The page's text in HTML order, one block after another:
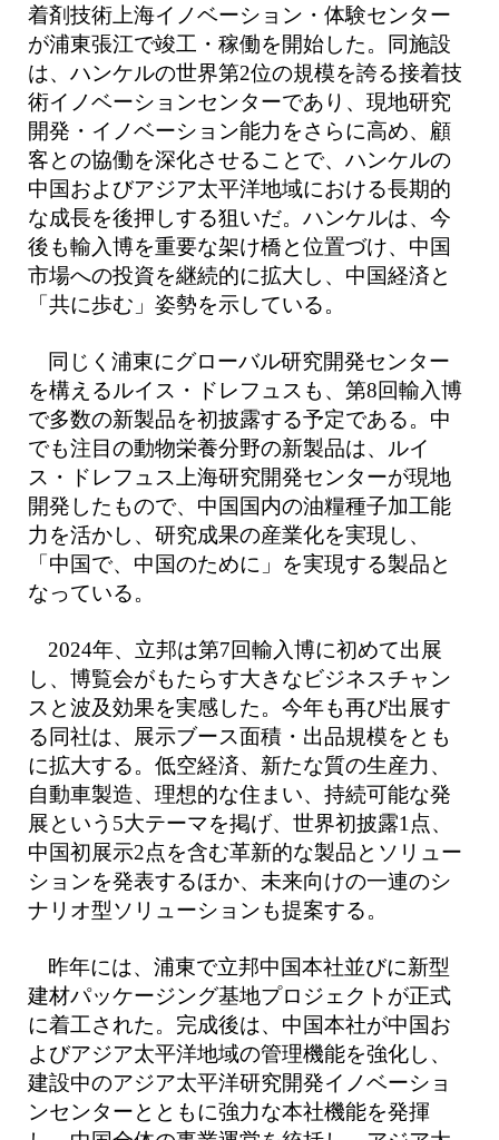
着剤技術上海イノベーション・体験センター
が浦東張江で竣工・稼働を開始した。同施設
は、ハンケルの世界第2位の規模を誇る接着技
術イノベーションセンターであり、現地研究
開発・イノベーション能力をさらに高め、顧
客との協働を深化させることで、ハンケルの
中国およびアジア太平洋地域における長期的
な成長を後押しする狙いだ。ハンケルは、今
後も輸入博を重要な架け橋と位置づけ、中国
市場への投資を継続的に拡大し、中国経済と
「共に歩む」姿勢を示している。
同じく浦東にグローバル研究開発センター
を構えるルイス・ドレフュスも、第8回輸入博
で多数の新製品を初披露する予定である。中
でも注目の動物栄養分野の新製品は、ルイ
ス・ドレフュス上海研究開発センターが現地
開発したもので、中国国内の油糧種子加工能
力を活かし、研究成果の産業化を実現し、
「中国で、中国のために」を実現する製品と
なっている。
2024年、立邦は第7回輸入博に初めて出展
し、博覧会がもたらす大きなビジネスチャン
スと波及効果を実感した。今年も再び出展す
る同社は、展示ブース面積・出品規模をとも
に拡大する。低空経済、新たな質の生産力、
自動車製造、理想的な住まい、持続可能な発
展という5大テーマを掲げ、世界初披露1点、
中国初展示2点を含む革新的な製品とソリュー
ションを発表するほか、未来向けの一連のシ
ナリオ型ソリューションも提案する。
昨年には、浦東で立邦中国本社並びに新型
建材パッケージング基地プロジェクトが正式
に着工された。完成後は、中国本社が中国お
よびアジア太平洋地域の管理機能を強化し、
建設中のアジア太平洋研究開発イノベーショ
ンセンターとともに強力な本社機能を発揮